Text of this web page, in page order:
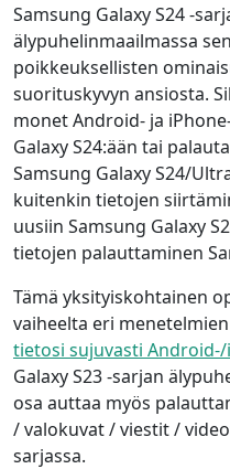
Samsung Galaxy S24 -
älypuhelinmaailmassa
poikkeuksellisten
suorituskyvyn ansiosta.
monet Android- ja
Galaxy S24:ään tai
Samsung Galaxy S24/
kuitenkin tietojen
uusiin Samsung Galaxy
tietojen palauttaminen
Tämä yksityiskohtainen
vaiheelta eri
tietosi sujuvasti
Galaxy S23 -sarjan
osa auttaa myös
/ valokuvat / viestit /
sarjassa.